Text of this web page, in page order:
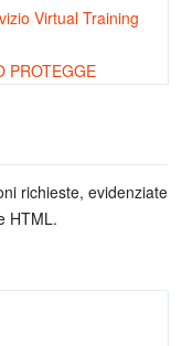
Virtual Training
PROTEGGE
richieste, evidenziate
HTML.